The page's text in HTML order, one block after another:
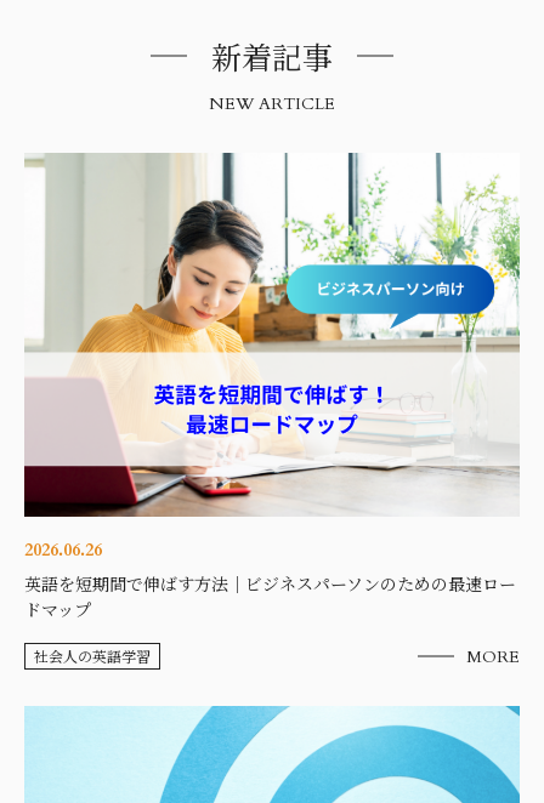
新着記事
NEW ARTICLE
2026.06.26
英語を短期間で伸ばす方法｜ビジネスパーソンのための最速ロー
ドマップ
社会人の英語学習 MORE